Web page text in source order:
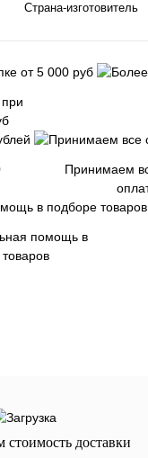
Страна-изготовитель
Принимаем
помощь в
стоимость доставки